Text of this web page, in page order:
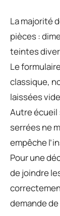
La majorité
pièces :
teintes
Le
classique,
laissées
Autre écueil
serrées ne
empêche
Pour une
de joindre
demande